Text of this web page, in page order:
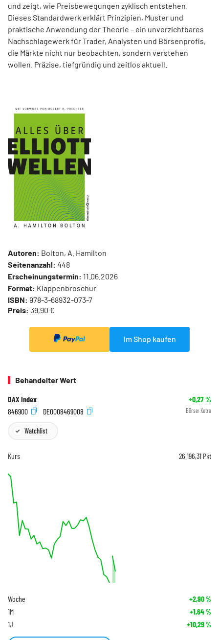
und zeigt, wie Preisbewegungen zyklisch entstehen.
Dieses Standardwerk erklärt Prinzipien, Muster und
praktische Anwendung der Theorie – ein unverzichtbares
Nachschlagewerk für Trader, Analysten und Börsenprofis,
die Märkte nicht nur beobachten, sondern verstehen
wollen. Präzise, tiefgründig und zeitlos aktuell.
Autoren: Bolton, A. Hamilton
Seitenanzahl: 448
Erscheinungstermin: 11.06.2026
Format: Klappenbroschur
ISBN: 978-3-68932-073-7
Preis: 39,90 €
Im Shop kaufen
Behandelter Wert
DAX Index +0,27%
846900
DE0008469008 Börse: Xetra
Watchlist
Kurs 26.196,31 Pkt
Woche +2,90%
1M +1,64%
1J +10,29%